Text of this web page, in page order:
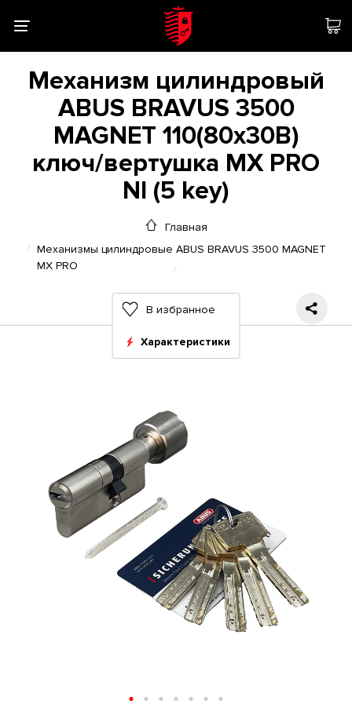
Механизм цилиндровый
ABUS BRAVUS 3500
MAGNET 110(80x30В)
ключ/вертушка MX PRO
NI (5 key)
Главная
Механизмы цилиндровые ABUS BRAVUS 3500 MAGNET
MX PRO
В избранное
Характеристики